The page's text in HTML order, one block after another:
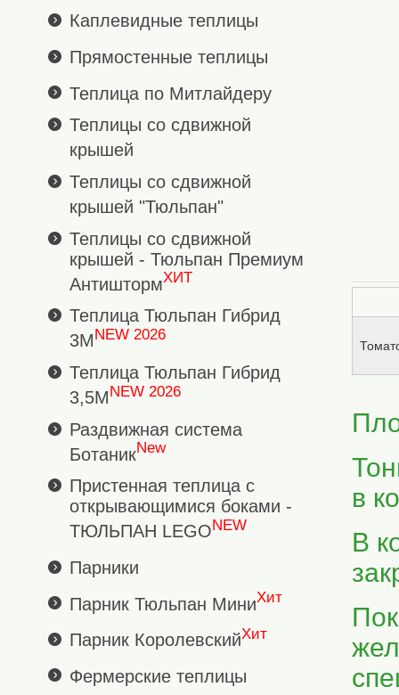
Каплевидные теплицы
Прямостенные теплицы
Теплица по Митлайдеру
Теплицы со сдвижной
крышей
Теплицы со сдвижной
крышей "Тюльпан"
Теплицы со сдвижной
крышей - Тюльпан Премиум
АнтиштормХИТ
Теплица Тюльпан Гибрид
3М NEW 2026
Теплица Тюльпан Гибрид
3,5МNEW 2026
Раздвижная система
БотаникNew
Пристенная теплица с
открывающимися боками -
ТЮЛЬПАН LEGONEW
Парники
Парник Тюльпан МиниХит
Парник КоролевскийХит
Фермерские теплицы
в
В